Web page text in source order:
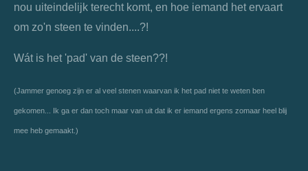
nou uiteindelijk terecht komt, en hoe iemand het ervaart
om zo'n steen te vinden....?!
Wát is het 'pad' van de steen??!
(Jammer genoeg zijn er al veel stenen waarvan ik het pad niet te weten ben
gekomen... Ik ga er dan toch maar van uit dat ik er iemand ergens zomaar heel blij
mee heb gemaakt.)